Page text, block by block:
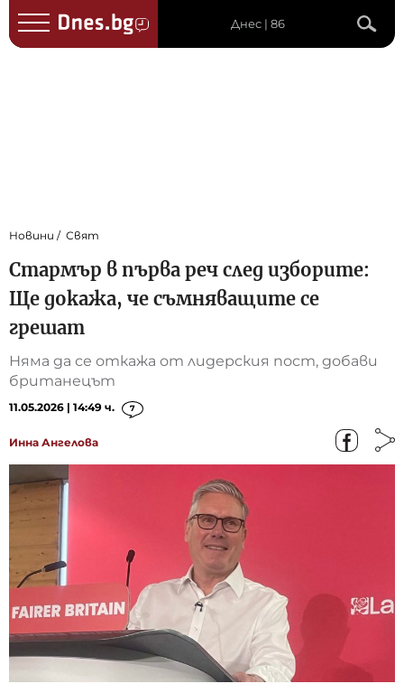
Днес | 86
Новини Свят
Стармър в първа реч след изборите:
Ще докажа, че съмняващите се
грешат
Няма да се откажа от лидерския пост, добави
британецът
11.05.2026 | 14:49 ч. 7
Инна Ангелова